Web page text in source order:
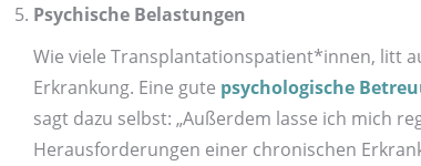
Psychische Belastungen
Wie viele Transplantations­patient*innen, litt
Erkrankung. Eine gute psychologische
sagt dazu selbst: „Außerdem lasse ich mich
Heraus­forderungen einer chronischen